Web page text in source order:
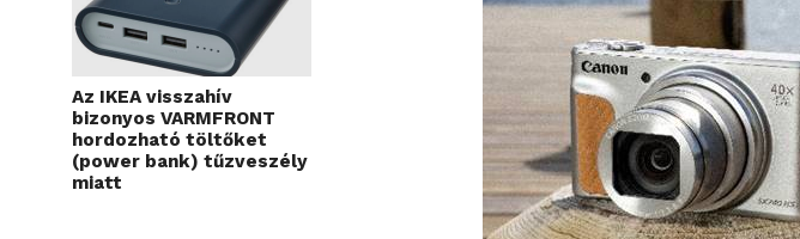
Az IKEA visszahív
bizonyos VARMFRONT
hordozható töltőket
(power bank) tűzveszély
miatt